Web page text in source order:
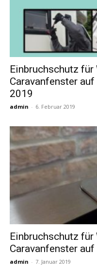
Einbruchschutz
Caravanfenster
2019
admin - 6. Februar 2019
Einbruchschutz
Caravanfenster
admin - 7. Januar 2019